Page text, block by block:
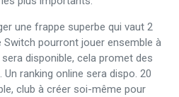
une frappe superbe qui vaut 2
pourront jouer ensemble à
disponible, cela promet des
Un ranking online sera dispo. 20
club à créer soi-même pour